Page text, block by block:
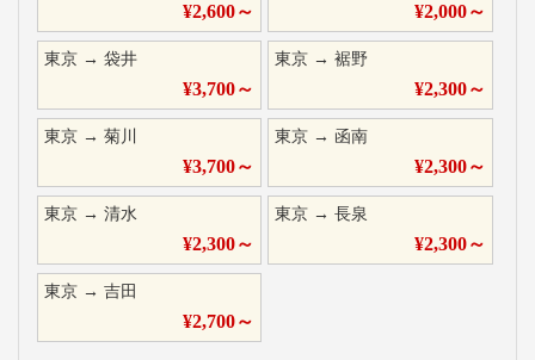
¥2,600～ ¥2,000～
東京 → 袋井
¥3,700～
東京 →裾野
¥2,300～
東京 → 菊川
¥3,700～
東京 → 函南
¥2,300～
東京 → 清水
¥2,300～
東京 →長泉
¥2,300～
東京 → 吉田
¥2,700～